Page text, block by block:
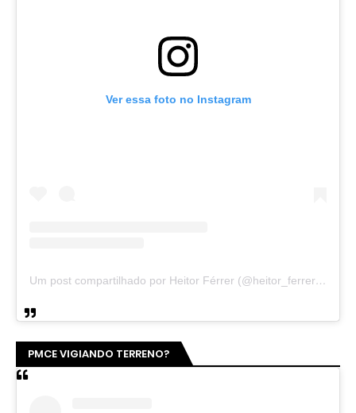
Ver essa foto no Instagram
Um post compartilhado por Heitor Férrer (@heitor_ferrer77)
PMCE VIGIANDO TERRENO?